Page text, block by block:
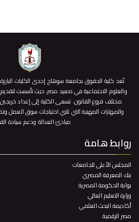
تُعد كلية الحقوق بجامعة سوهاج إحدى الكليات
والعلوم الاجتماعية في صعيد مصر، حيث تأسست
مختلف فروع القانون. تسعى الكلية إلى إعداد خريجين
والمهارات المهنية التي تلبي احتياجات سوق العمل
مبادئ العدالة ودعم سيادة
روابط هامة
المجلس الأعلى للجامعات
بنك المعرفة المصري
بوابة الحكومة المصرية
وزارة التعليم العالي
أكاديمة البحث العلمي
مصر الرقمية